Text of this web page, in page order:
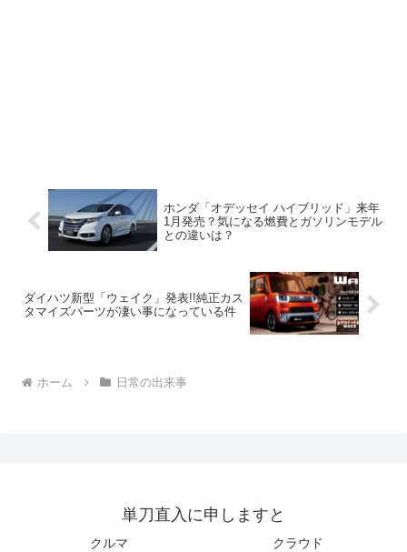
ホンダ「オデッセイ ハイブリッド」来年
1月発売？気になる燃費とガソリンモデル
との違いは？
ダイハツ新型「ウェイク」発表!!純正カス
タマイズパーツが凄い事になっている件
ホーム 日常の出来事
単刀直入に申しますと
クルマ クラウド